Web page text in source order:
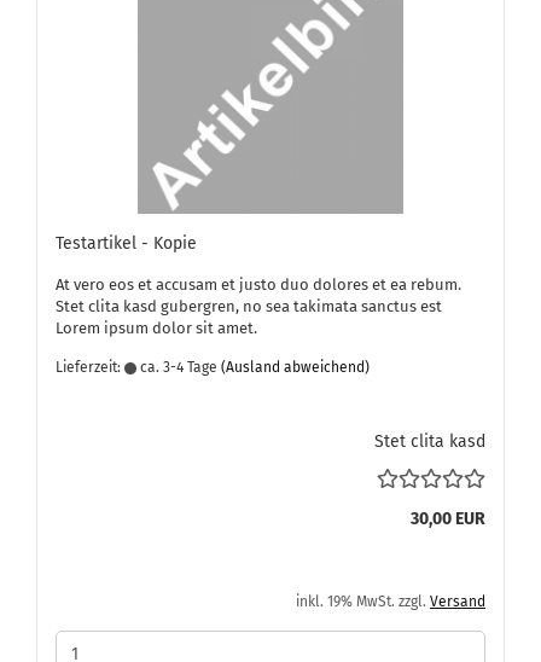
Te­st­ar­ti­kel - Kopie
At vero eos et ac­cu­sam et justo duo do­lo­res et ea rebum.
Stet clita kasd gu­ber­gren, no sea ta­ki­ma­ta sanc­tus est
Lorem ipsum dolor sit amet.
Lieferzeit: ca. 3-4 Tage (Ausland abweichend)
Stet clita kasd
30,00 EUR
inkl. 19% MwSt. zzgl. Versand